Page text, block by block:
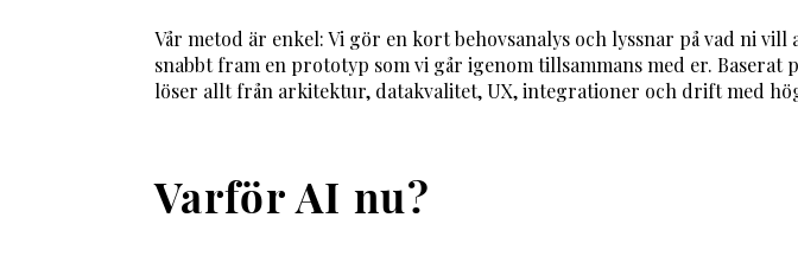
Vår metod är enkel: Vi gör en kort behovsanalys och lyssnar på vad ni
snabbt fram en prototyp som vi går igenom tillsammans med er. Baserat
löser allt från arkitektur, datakvalitet, UX, integrationer och drift med
Varför AI nu?